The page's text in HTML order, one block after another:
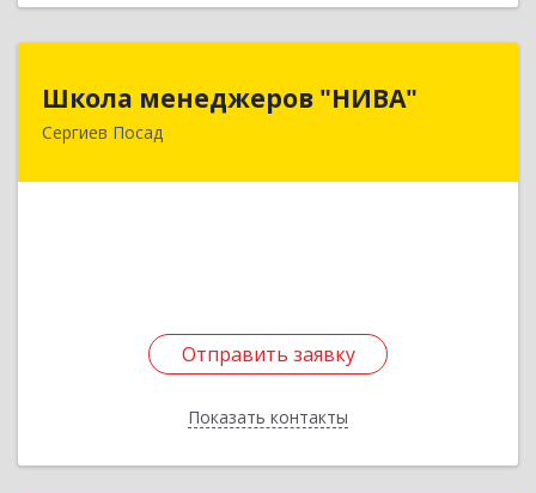
Школа менеджеров "НИВА"
Сергиев Посад
Отправить заявку
Показать контакты
141300, Московская обл, Сергиев Посад г,
Отправить заявку
Назад